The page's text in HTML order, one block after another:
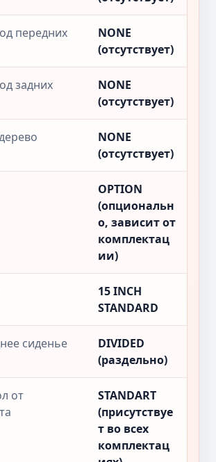
передних
NONE
(отсутствует)
задних
NONE
(отсутствует)
NONE
(отсутствует)
OPTION
(опциональн
о, зависит от
комплектац
ии)
15 INCH
STANDARD
сиденье
DIVIDED
(раздельно)
от
STANDART
(присутствуе
т во всех
комплектац